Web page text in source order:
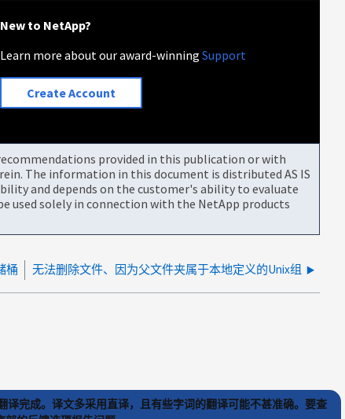
New to NetApp?
Learn more about our award-winningSupport
Create Account
provided in this publication or with
The information in this document is distributed AS IS
and depends on the customer's ability to evaluate
solely in connection with the NetApp products
桶 无法删除文件、因为父文件夹属于本地定义的Unix组
完成。译文多采用直译，且有些字词的翻译可能不甚准确。要查